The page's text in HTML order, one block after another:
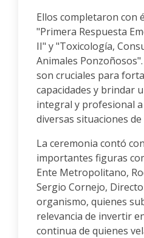
Ellos completaron con
"Primera Respuesta
II" y "Toxicología,
Animales
son cruciales para
capacidades y brindar
integral y profesional
diversas situaciones
La ceremonia contó
importantes figuras
Ente Metropolitano,
Sergio Cornejo,
organismo, quienes
relevancia de invertir
continua de quienes